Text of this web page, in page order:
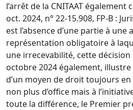
l’arrêt de la CNITAAT également
oct. 2024, n° 22-15.908, FP-B :
est l’absence d’une partie à une
représentation obligatoire à
une irrecevabilité, cette
octobre 2024 également,
d’un moyen de droit toujours en
non plus d’office mais à
toute la différence, le Premier